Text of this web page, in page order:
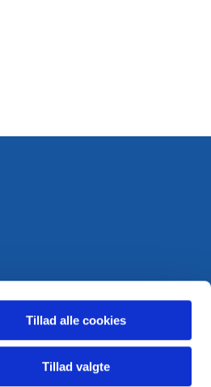
Tillad alle cookies
Tillad valgte